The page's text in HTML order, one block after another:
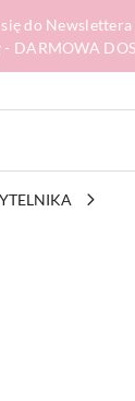
do
DARMOWA